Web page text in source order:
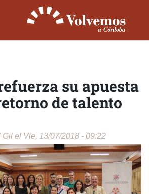
su apuesta
de talento
Gil el Vie, 13/07/2018 - 09:22